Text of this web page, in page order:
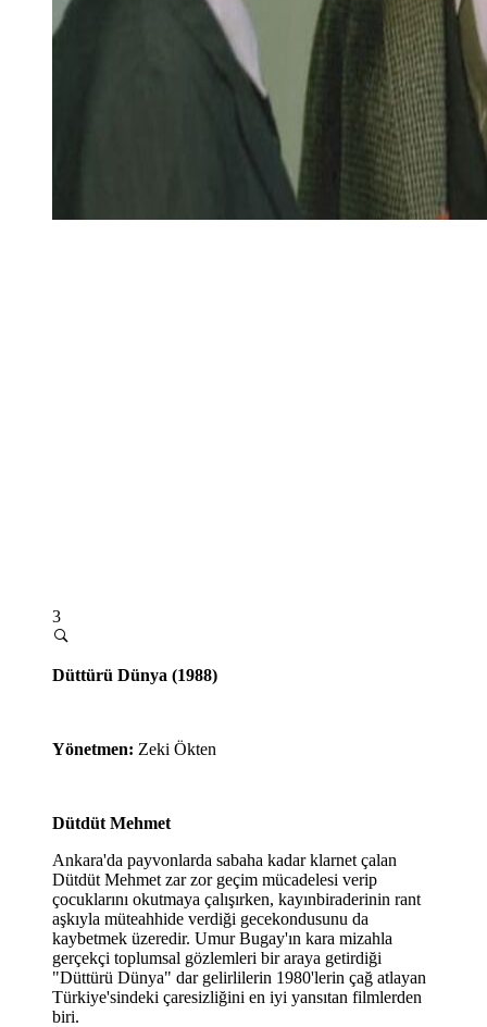
3
Düttürü Dünya (1988)
Yönetmen: Zeki Ökten
Dütdüt Mehmet
Ankara'da payvonlarda sabaha kadar klarnet çalan
Dütdüt Mehmet zar zor geçim mücadelesi verip
çocuklarını okutmaya çalışırken, kayınbiraderinin rant
aşkıyla müteahhide verdiği gecekondusunu da
kaybetmek üzeredir. Umur Bugay'ın kara mizahla
gerçekçi toplumsal gözlemleri bir araya getirdiği
"Düttürü Dünya" dar gelirlilerin 1980'lerin çağ atlayan
Türkiye'sindeki çaresizliğini en iyi yansıtan filmlerden
biri.